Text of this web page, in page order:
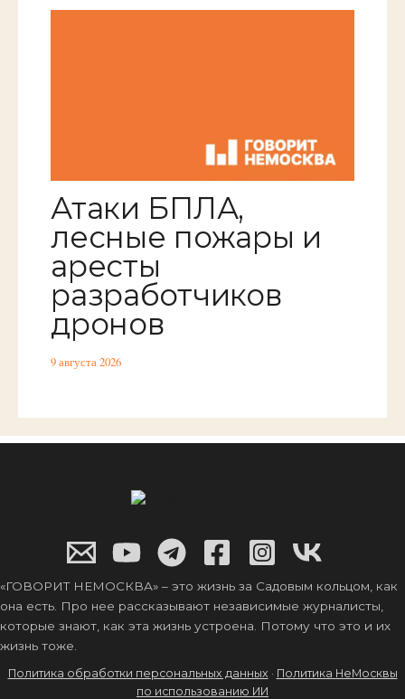
Атаки БПЛА,
лесные пожары и
аресты
разработчиков
дронов
9 августа 2026
«ГОВОРИТ НЕМОСКВА» – это жизнь за Садовым кольцом, как
она есть. Про нее рассказывают независимые журналисты,
которые знают, как эта жизнь устроена. Потому что это и их
жизнь тоже.
Политика обработки персональных данных · Политика НеМосквы
по использованию ИИ